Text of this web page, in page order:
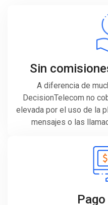
Sin
A diferencia de
DecisionTelecom no
elevada por el uso de la
mensajes o las